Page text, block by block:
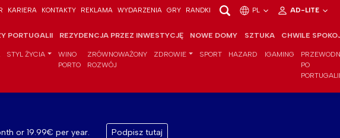
KARIERA KONTAKTY REKLAMA WYDARZENIA GRY RANDKI PL AD-LITE
PORTUGALII REZYDENCJA PRZEZ INWESTYCJĘ NOWE DOMY SZTUKA CHWILE
STYL ŻYCIA
WINO
PORTO
ZRÓWNOWAŻONY
ROZWÓJ
ZDROWIE SPORT HAZARD IGAMING
PO
PORTUGALII
or 19.99€ per year. Podpisz tutaj